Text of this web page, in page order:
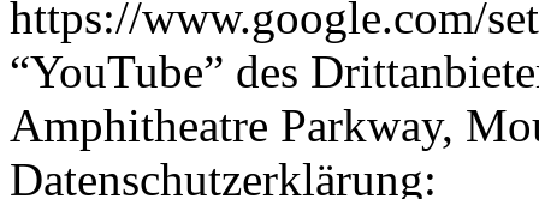
https://www.google.com/
“YouTube” des
Amphitheatre Parkway,
Datenschutzerklärung: